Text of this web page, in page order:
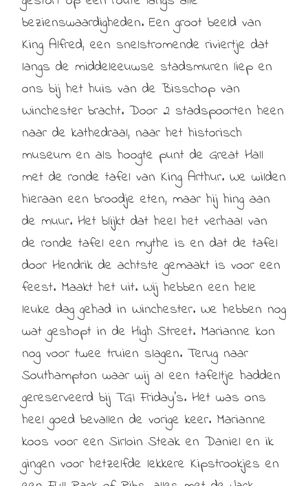
bezienswaardigheden. Een groot beeld van
King Alfred, een snelstromende riviertje dat
langs de middeleeuwse stadsmuren liep en
ons bij het huis van de Bisschop van
Winchester bracht. Door 2 stadspoorten heen
naar de kathedraal, naar het historisch
museum en als hoogte punt de Great Hall
met de ronde tafel van King Arthur. We wilden
hieraan een broodje eten, maar hij hing aan
de muur. Het blijkt dat heel het verhaal van
de ronde tafel een mythe is en dat de tafel
door Hendrik de achtste gemaakt is voor een
feest. Maakt het uit. Wij hebben een hele
leuke dag gehad in Winchester. We hebben nog
wat geshopt in de High Street. Marianne kon
nog voor twee truien slagen. Terug naar
Southampton waar wij al een tafeltje hadden
gereserveerd bij TGI Friday’s. Het was ons
heel goed bevallen de vorige keer. Marianne
koos voor een Sirloin Steak en Daniel en ik
gingen voor hetzelfde lekkere Kipstrookjes en